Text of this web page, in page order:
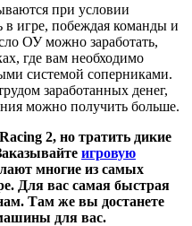
при условии
в игре, побеждая команды и
ОУ можно заработать,
где вам необходимо
системой соперниками.
заработанных денег,
можно получить больше.
Racing 2, но тратить дикие
игровую
многие из самых
Для вас самая быстрая
Там же вы достанете
для вас.